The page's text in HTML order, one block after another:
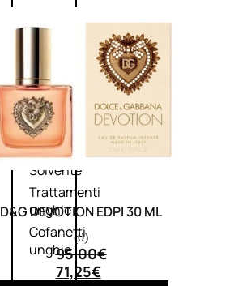
Unghie
Smalto
Smalto
effetti
speciali
Solvente
Trattamenti
unghie
Cofanetti
unghie
D&G DEVOTION EDPI 30 ML
(0)
95,00€
71,25€